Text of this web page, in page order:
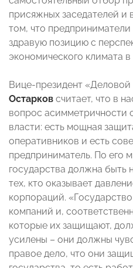
присяжных заседателей и
том, что
здравую позицию с
экономического климата в
Вице-президент
Остарков считает, что в
вопрос асимметричности
власти: есть мощная
оперативников и есть
предприниматель. По его
государства должна быть
тех, кто оказывает
корпораций.
компаний и,
которые их защищают,
усилены – они должны
правое дело, что они